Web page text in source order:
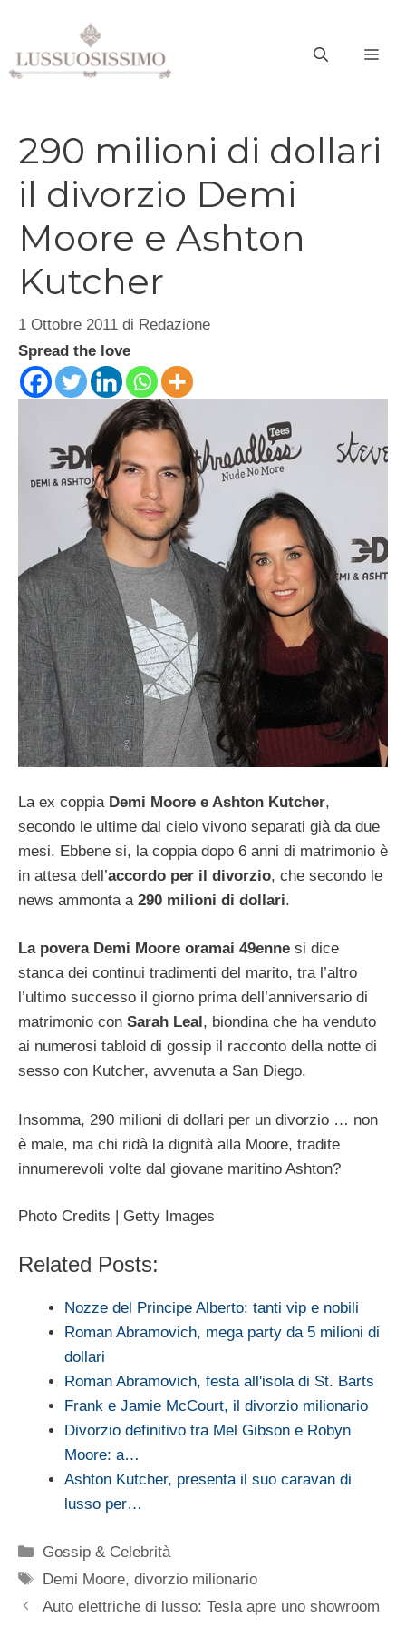
contenuto
290 milioni di dollari
il divorzio Demi
Moore e Ashton
Kutcher
1 Ottobre 2011 di Redazione
Spread the love
La ex coppia Demi Moore e Ashton Kutcher,
secondo le ultime dal cielo vivono separati già da due
mesi. Ebbene si, la coppia dopo 6 anni di matrimonio è
in attesa dell’accordo per il divorzio, che secondo le
news ammonta a 290 milioni di dollari.
La povera Demi Moore oramai 49enne si dice
stanca dei continui tradimenti del marito, tra l’altro
l’ultimo successo il giorno prima dell’anniversario di
matrimonio con Sarah Leal, biondina che ha venduto
ai numerosi tabloid di gossip il racconto della notte di
sesso con Kutcher, avvenuta a San Diego.
Insomma, 290 milioni di dollari per un divorzio … non
è male, ma chi ridà la dignità alla Moore, tradite
innumerevoli volte dal giovane maritino Ashton?
Photo Credits | Getty Images
Related Posts:
Nozze del Principe Alberto: tanti vip e nobili
Roman Abramovich, mega party da 5 milioni di
dollari
Roman Abramovich, festa all'isola di St. Barts
Frank e Jamie McCourt, il divorzio milionario
Divorzio definitivo tra Mel Gibson e Robyn
Moore: a…
Ashton Kutcher, presenta il suo caravan di
lusso per…
Categorie
Gossip & Celebrità
Tag
Demi Moore,divorzio milionario
Auto elettriche di lusso: Tesla apre uno showroom